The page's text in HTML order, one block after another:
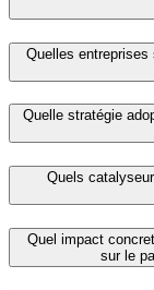
Quelles entreprises
Quelle stratégie
Quels
Quel impact
sur le